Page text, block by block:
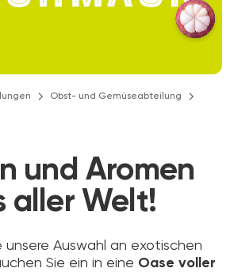
Obst- und Gemüseabteilung
und Aromen
aller Welt!
unsere Auswahl an exotischen
Sie ein in eine Oase voller